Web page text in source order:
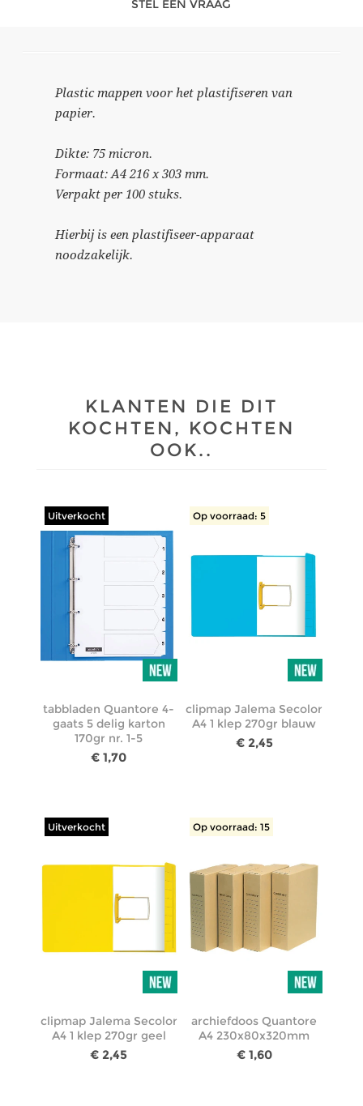
STEL EEN VRAAG
Plastic mappen voor het plastifiseren van
papier.
Dikte: 75 micron.
Formaat: A4 216 x 303 mm.
Verpakt per 100 stuks.
Hierbij is een plastifiseer-apparaat
noodzakelijk.
KLANTEN DIE DIT
KOCHTEN, KOCHTEN
OOK..
Uitverkocht
tabbladen Quantore 4-
gaats 5 delig karton
170gr nr. 1-5
€ 1,70
Op voorraad: 5
clipmap Jalema Secolor
A4 1 klep 270gr blauw
€ 2,45
Uitverkocht
clipmap Jalema Secolor
A4 1 klep 270gr geel
€ 2,45
Op voorraad: 15
archiefdoos Quantore
A4 230x80x320mm
€ 1,60